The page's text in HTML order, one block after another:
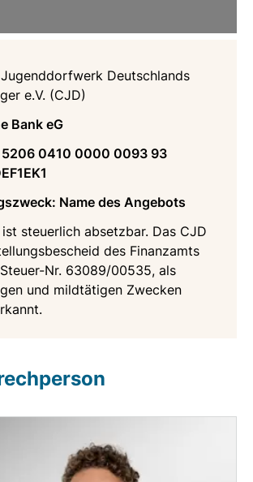
Deutschlands
e.V. (CJD)
Bank eG
5206 0410 0000 0093 93
Name des Angebots
steuerlich absetzbar. Das CJD
des Finanzamts
Nr. 63089/00535, als
und mildtätigen Zwecken